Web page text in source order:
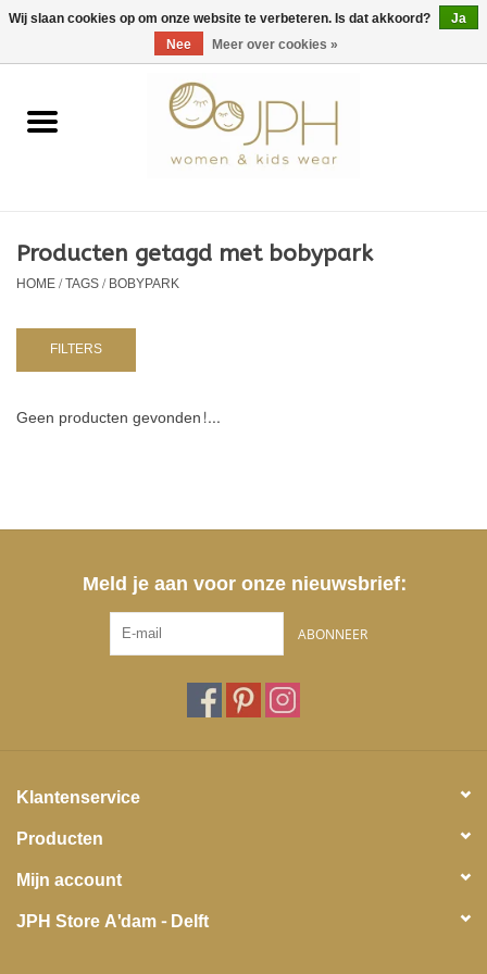
EUR/GBP/USD 0 Artikelen - €0,00
Home
Kids
NURSERY / TABLEWARE
Producten getagd met bobypark
HOME/TAGS/BOBYPARK
FILTERS
Geen producten gevonden!...
Meld je aan voor onze nieuwsbrief:
ABONNEER
Klantenservice
Producten
Mijn account
JPH Store A'dam - Delft
Wij slaan cookies op om onze website te verbeteren. Is dat akkoord?
Ja
Nee
Meer over cookies »